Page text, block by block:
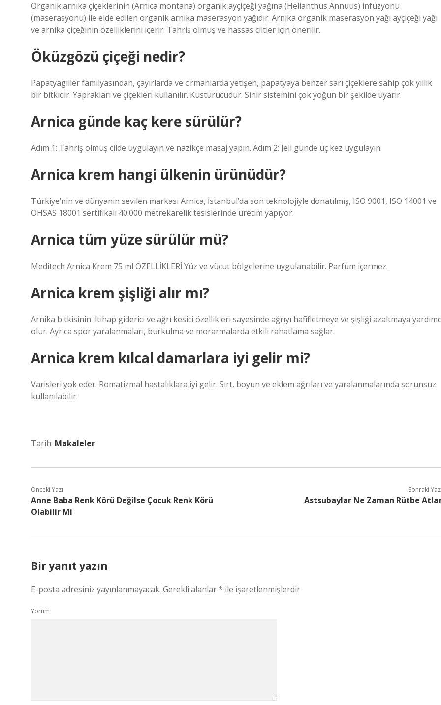
Organik arnika çiçeklerinin (Arnica montana) organik ayçiçeği yağına (Helianthus Annuus) infüzyonu
(maserasyonu) ile elde edilen organik arnika maserasyon yağıdır. Arnika organik maserasyon yağı ayçiçeği yağı
ve arnika çiçeğinin özelliklerini içerir. Tahriş olmuş ve hassas ciltler için önerilir.
Öküzgözü çiçeği nedir?
Papatyagiller familyasından, çayırlarda ve ormanlarda yetişen, papatyaya benzer sarı çiçeklere sahip çok yıllık
bir bitkidir. Yaprakları ve çiçekleri kullanılır. Kusturucudur. Sinir sistemini çok yoğun bir şekilde uyarır.
Arnica günde kaç kere sürülür?
Adım 1: Tahriş olmuş cilde uygulayın ve nazikçe masaj yapın. Adım 2: Jeli günde üç kez uygulayın.
Arnica krem hangi ülkenin ürünüdür?
Türkiye’nin ve dünyanın sevilen markası Arnica, İstanbul’da son teknolojiyle donatılmış, ISO 9001, ISO 14001 ve
OHSAS 18001 sertifikalı 40.000 metrekarelik tesislerinde üretim yapıyor.
Arnica tüm yüze sürülür mü?
Meditech Arnica Krem 75 ml ÖZELLİKLERİ Yüz ve vücut bölgelerine uygulanabilir. Parfüm içermez.
Arnica krem şişliği alır mı?
Arnika bitkisinin iltihap giderici ve ağrı kesici özellikleri sayesinde ağrıyı hafifletmeye ve şişliği azaltmaya
olur. Ayrıca spor yaralanmaları, burkulma ve morarmalarda etkili rahatlama sağlar.
Arnica krem kılcal damarlara iyi gelir mi?
Varisleri yok eder. Romatizmal hastalıklara iyi gelir. Sırt, boyun ve eklem ağrıları ve yaralanmalarında sorunsuz
kullanılabilir.
Tarih: Makaleler
Önceki Yazı
Anne Baba Renk Körü Değilse Çocuk Renk Körü
Olabilir Mi
Sonraki
Astsubaylar Ne Zaman Rütbe
Bir yanıt yazın
E-posta adresiniz yayınlanmayacak. Gerekli alanlar* ile işaretlenmişlerdir
Yorum